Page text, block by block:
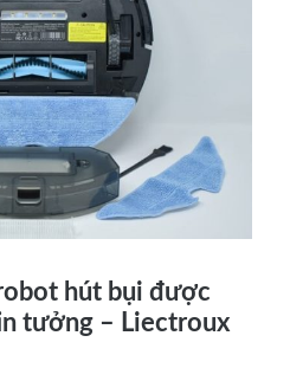
hút bụi được
tưởng – Liectroux